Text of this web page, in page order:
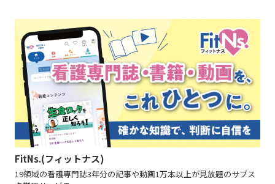
FitNs.(フィットナス)
19領域の看護専門誌3年分の記事や動画1万本以上が見放題のサブス